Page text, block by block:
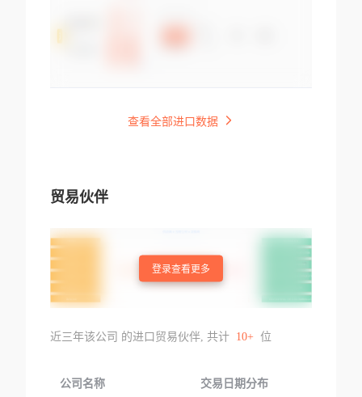
查看全部进口数据
贸易伙伴
登录查看更多
近三年该公司 的进口贸易伙伴, 共计 10+ 位
公司名称 交易日期分布